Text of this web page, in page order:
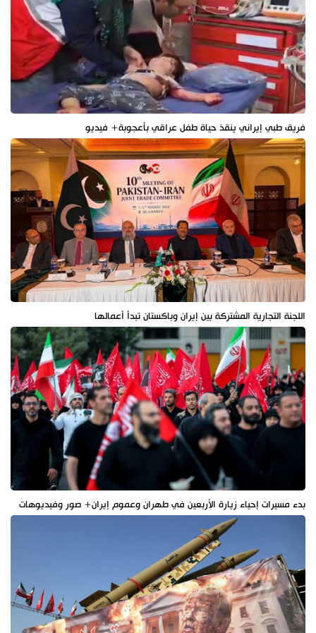
فريق طبي إيراني ينقذ حياة طفل عراقي بأعجوبة+ فيديو
اللجنة التجارية المشتركة بين إيران وباكستان تبدأ أعمالها
بدء مسيرات إحياء زيارة الأربعين في طهران وعموم إيران+ صور وفيديوهات